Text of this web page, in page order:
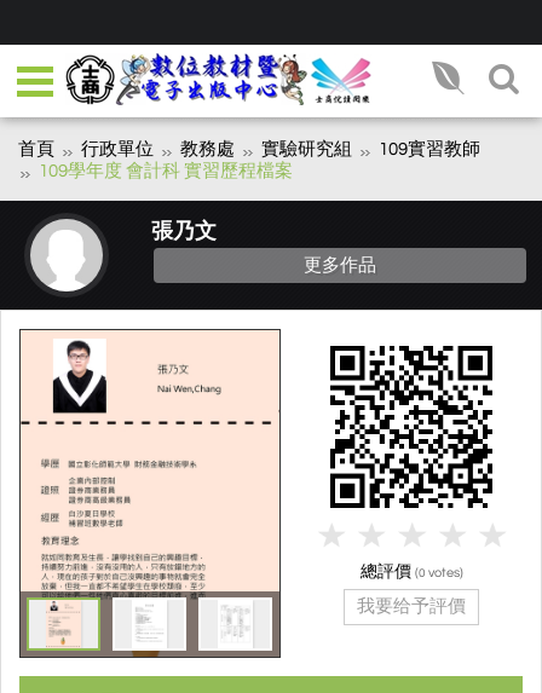
首頁 行政單位 教務處 實驗研究組
109實習教師
109學年度 會計科 實習歷程檔案
張乃文
更多作品
總評價 (0 votes)
我要给予評價